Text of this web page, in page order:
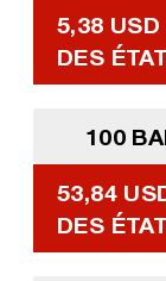
5,38
DES
100
53,84
DES